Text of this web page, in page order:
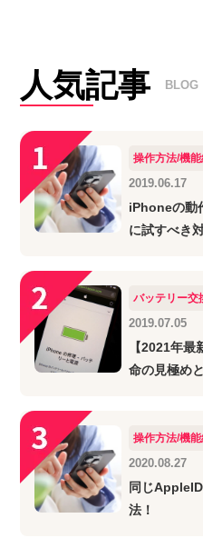
人気記事 BLOG
操作方法/機
2019.06.17
iPhoneの動
に試すべき
バッテリー交
2019.07.05
【2021年
命の見極め
操作方法/機
2020.08.27
同じ
法！